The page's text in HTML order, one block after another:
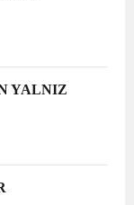
YALNIZ